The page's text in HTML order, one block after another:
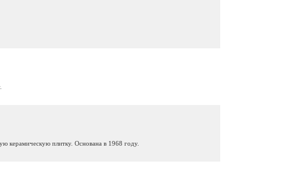
керамическую плитку. Основана в 1968 году.